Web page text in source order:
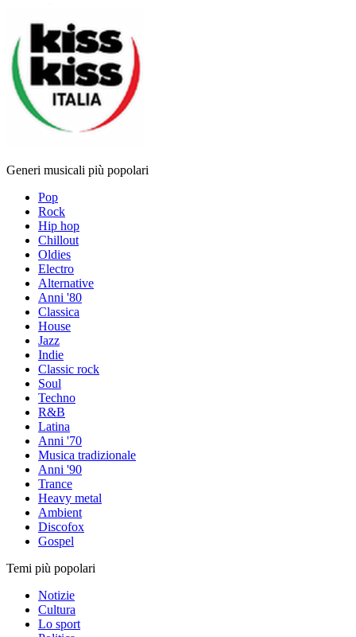
Generi musicali più popolari
Pop
Rock
Hip hop
Chillout
Oldies
Electro
Alternative
Anni '80
Classica
House
Jazz
Indie
Classic rock
Soul
Techno
R&B
Latina
Anni '70
Musica tradizionale
Anni '90
Trance
Heavy metal
Ambient
Discofox
Gospel
Temi più popolari
Notizie
Cultura
Lo sport